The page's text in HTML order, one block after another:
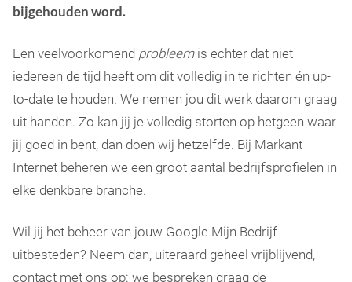
bijgehouden word.
Een veelvoorkomend probleemis echter dat niet
iedereen de tijd heeft om dit volledig in te richten én up-
to-date te houden. We nemen jou dit werk daarom graag
uit handen. Zo kan jij je volledig storten op hetgeen waar
jij goed in bent, dan doen wij hetzelfde. Bij Markant
Internet beheren we een groot aantal bedrijfsprofielen in
elke denkbare branche.
Wil jij het beheer van jouw Google Mijn Bedrijf
uitbesteden? Neem dan, uiteraard geheel vrijblijvend,
contact met ons op: we bespreken graag de